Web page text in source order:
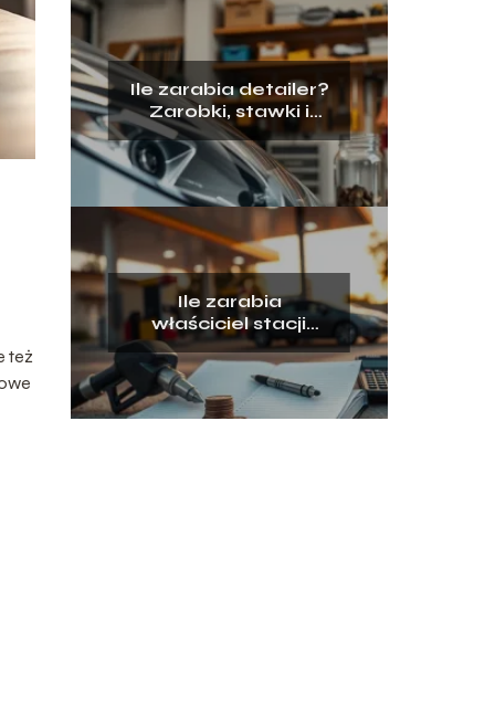
też
Ile zarabia detailer?
Zarobki, stawki i
możliwości rozwoju
Ile zarabia
właściciel stacji
paliw? Realne
zarobki i koszty